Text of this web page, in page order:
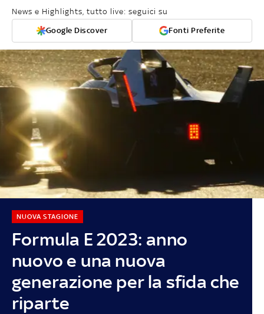
News e Highlights, tutto live: seguici su
Google Discover Fonti Preferite
Formula E 2023: anno
nuovo e una nuova
generazione per la sfida che
riparte
NUOVA STAGIONE